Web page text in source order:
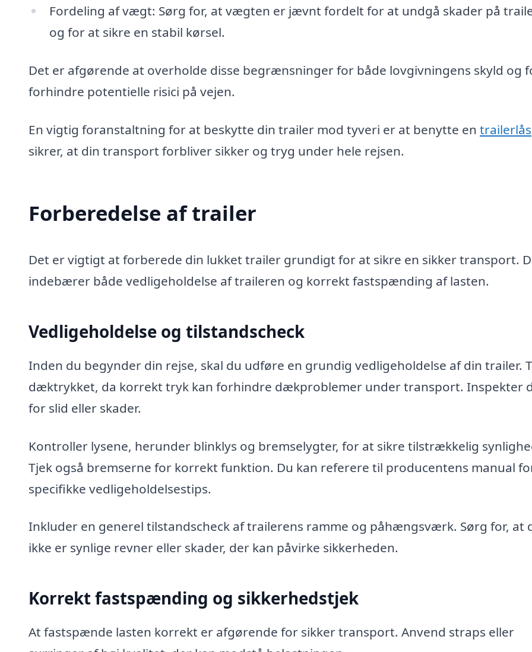
Fordeling af vægt: Sørg for, at vægten er jævnt fordelt for at undgå skader på
og for at sikre en stabil kørsel.
Det er afgørende at overholde disse begrænsninger for både lovgivningens skyld og
forhindre potentielle risici på vejen.
En vigtig foranstaltning for at beskytte din trailer mod tyveri er at benytte en trailerlås
sikrer, at din transport forbliver sikker og tryg under hele rejsen.
Forberedelse af trailer
Det er vigtigt at forberede din lukket trailer grundigt for at sikre en sikker transport.
indebærer både vedligeholdelse af traileren og korrekt fastspænding af lasten.
Vedligeholdelse og tilstandscheck
Inden du begynder din rejse, skal du udføre en grundig vedligeholdelse af din trailer.
dæktrykket, da korrekt tryk kan forhindre dækproblemer under transport. Inspekter
for slid eller skader.
Kontroller lysene, herunder blinklys og bremselygter, for at sikre tilstrækkelig
Tjek også bremserne for korrekt funktion. Du kan referere til producentens manual
specifikke vedligeholdelsestips.
Inkluder en generel tilstandscheck af trailerens ramme og påhængsværk. Sørg for, at
ikke er synlige revner eller skader, der kan påvirke sikkerheden.
Korrekt fastspænding og sikkerhedstjek
At fastspænde lasten korrekt er afgørende for sikker transport. Anvend straps eller